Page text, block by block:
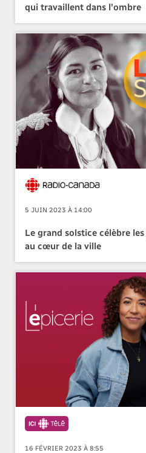
qui travaillent dans l’ombre
5 JUIN 2023 À 14:00
Le grand solstice célèbre
au cœur de la ville
16 FÉVRIER 2023 À 8:55